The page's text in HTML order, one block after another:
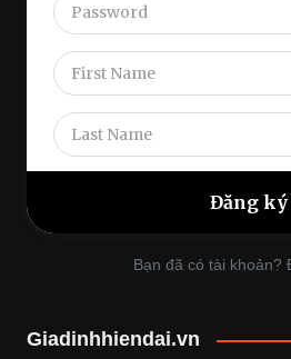
Bạn đã có tài khoản?
Giadinhhiendai.vn